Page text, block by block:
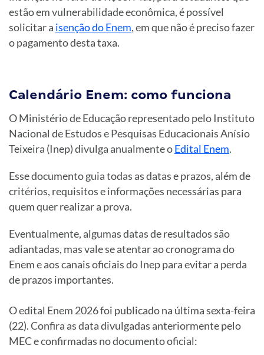
estão em vulnerabilidade econômica, é possível
solicitar a isenção do Enem, em que não é preciso fazer
o pagamento desta taxa.
Calendário Enem: como funciona
O Ministério de Educação representado pelo Instituto
Nacional de Estudos e Pesquisas Educacionais Anísio
Teixeira (Inep) divulga anualmente oEdital Enem.
Esse documento guia todas as datas e prazos, além de
critérios, requisitos e informações necessárias para
quem quer realizar a prova.
Eventualmente, algumas datas de resultados são
adiantadas, mas vale se atentar ao cronograma do
Enem e aos canais oficiais do Inep para evitar a perda
de prazos importantes.
O edital Enem 2026 foi publicado na última sexta-feira
(22). Confira as data divulgadas anteriormente pelo
MEC e confirmadas no documento oficial: